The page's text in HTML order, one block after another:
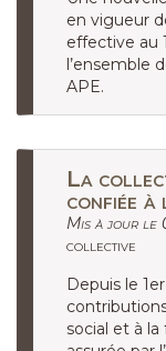
en vigueur
effective au
l’ensemble
APE.
La
confiée à
Mis à jour le
collective
Depuis le
social et à